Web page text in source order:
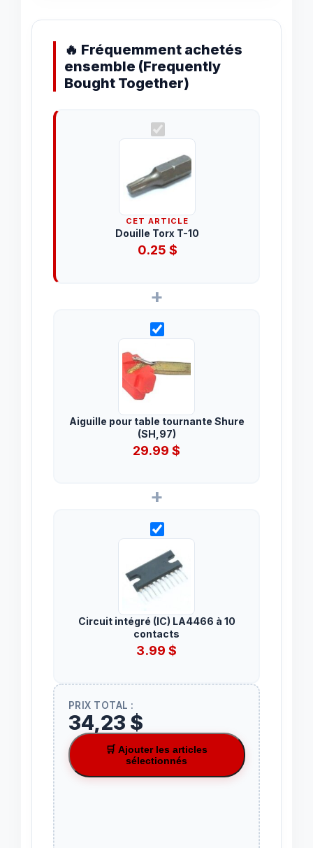
🔥 Fréquemment achetés
ensemble (Frequently
Bought Together)
CET ARTICLE
Douille Torx T-10
0.25 $
+
Aiguille pour table tournante Shure
(SH,97)
29.99 $
+
Circuit intégré (IC) LA4466 à 10
contacts
3.99 $
PRIX TOTAL :
34,23 $
🛒 Ajouter les articles
sélectionnés